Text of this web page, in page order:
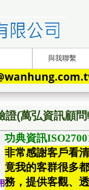
與我聯繫
證(萬弘資訊顧
功典資訊
非常感謝客戶看
竟我的客群很多
務，提供客觀、